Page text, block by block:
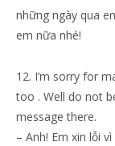
những ngày qua
em nữa nhé!
12. I’m sorry for
too . Well do not
message there.
– Anh! Em xin lỗi